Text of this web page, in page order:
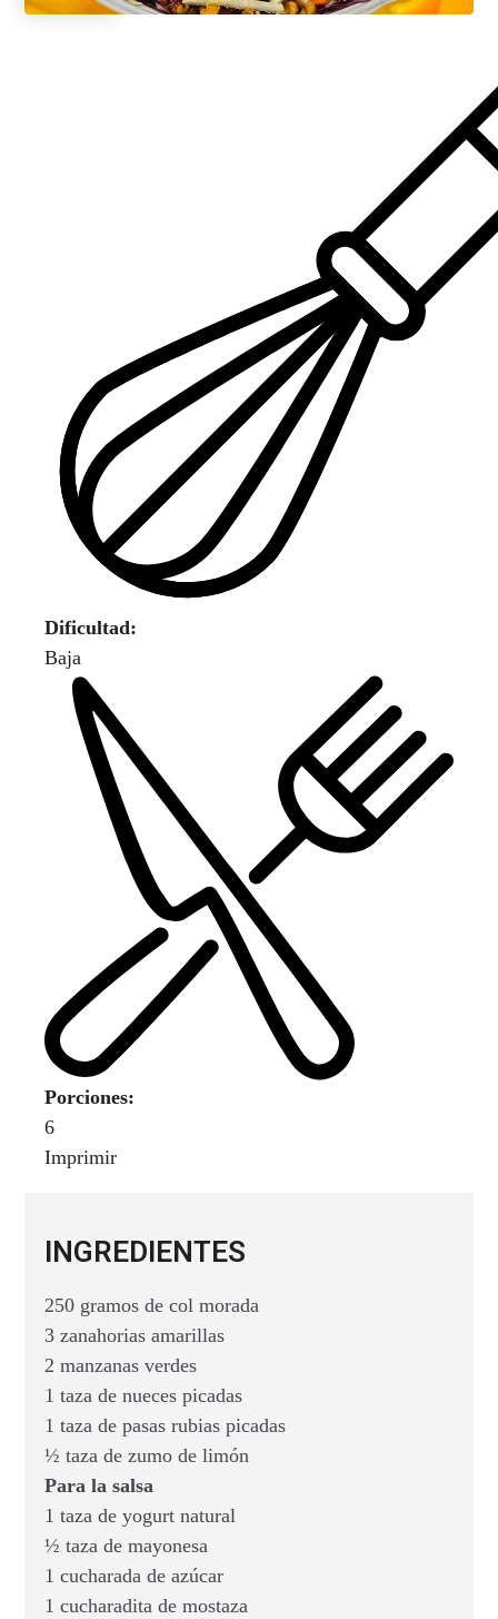
Dificultad:
Baja
Porciones:
6
Imprimir
INGREDIENTES
250 gramos de col morada
3 zanahorias amarillas
2 manzanas verdes
1 taza de nueces picadas
1 taza de pasas rubias picadas
½ taza de zumo de limón
Para la salsa
1 taza de yogurt natural
½ taza de mayonesa
1 cucharada de azúcar
1 cucharadita de mostaza